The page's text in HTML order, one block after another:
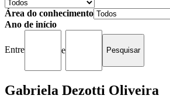
Área do conhecimento
Ano de início
Entre e
Gabriela Dezotti Oliveira